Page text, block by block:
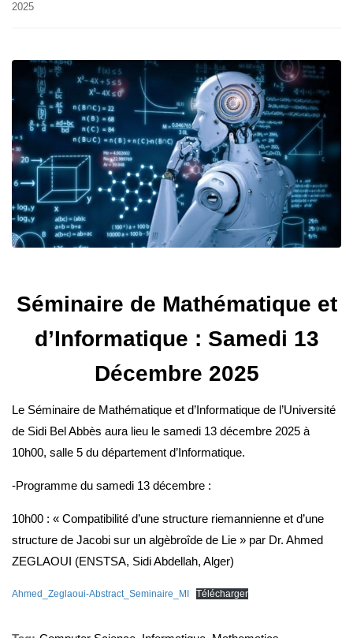
2025
Séminaire de Mathématique et
d’Informatique : Samedi 13
Décembre 2025
Le Séminaire de Mathématique et d’Informatique de l’Université
de Sidi Bel Abbès aura lieu le samedi 13 décembre 2025 à
10h00, salle 5 du département d’Informatique.
-Programme du samedi 13 décembre :
10h00 : « Compatibilité d’une structure riemannienne et d’une
structure de Jacobi sur un algèbroîde de Lie » par Dr. Ahmed
ZEGLAOUI (ENSTSA, Sidi Abdellah, Alger)
Ahmed_Zeglaoui-Abstract_Seminaire_MI Télécharger